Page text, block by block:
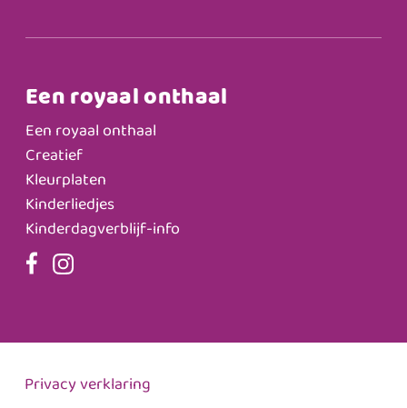
Een royaal onthaal
Een royaal onthaal
Creatief
Kleurplaten
Kinderliedjes
Kinderdagverblijf-info
Privacy verklaring